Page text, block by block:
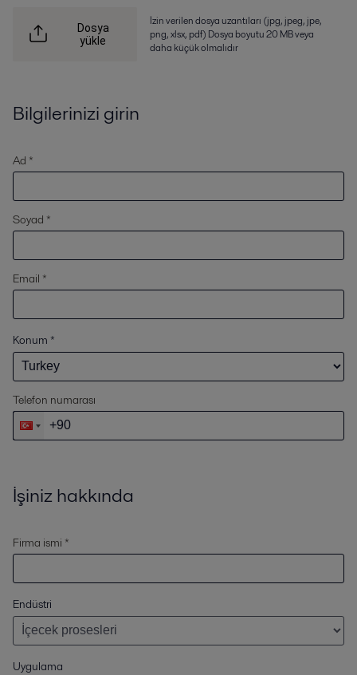
Dosya
yükle
İzin verilen dosya uzantıları (jpg, jpeg, jpe,
png, xlsx, pdf) Dosya boyutu 20 MB veya
daha küçük olmalıdır
Bilgilerinizi girin
Ad *
Soyad *
Email *
Konum *
Telefon numarası
İşiniz hakkında
Firma ismi *
Endüstri
Uygulama